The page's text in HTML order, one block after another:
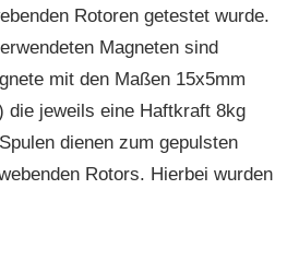
Rotoren getestet wurde.
Magneten sind
mit den Maßen 15x5mm
die jeweils eine Haftkraft 8kg
dienen zum gepulsten
Rotors. Hierbei wurden